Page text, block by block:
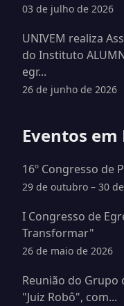
03 de julho de 2026
UNIVEM realiza
do Instituto
egr...
26 de junho de 2026
Eventos
16º Congresso de
29 de outubro – 30
I Congresso de
Transformar"
26 de maio de 2026
Reunião do Grupo
"Juiz Robô", com...